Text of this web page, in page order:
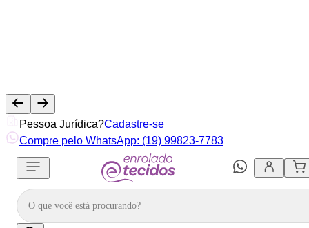
Pessoa Jurídica?Cadastre-se
Compre pelo WhatsApp: (19) 99823-7783